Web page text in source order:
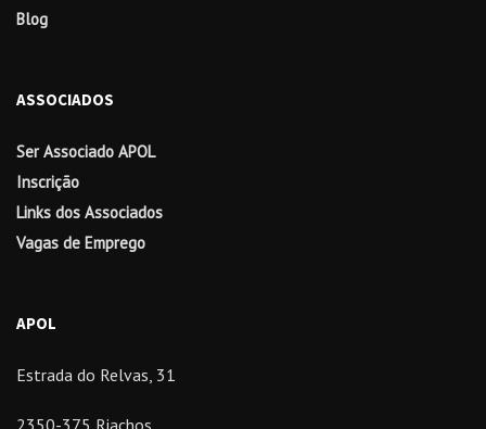
Blog
ASSOCIADOS
Ser Associado APOL
Inscrição
Links dos Associados
Vagas de Emprego
APOL
Estrada do Relvas, 31
2350-375 Riachos